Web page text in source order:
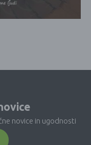
novice in ugodnosti